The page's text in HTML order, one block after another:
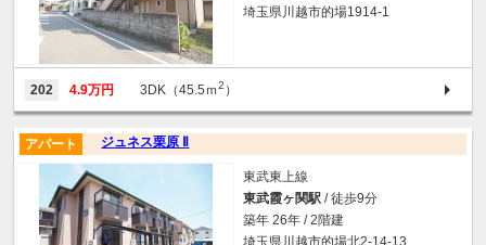
埼玉県川越市的場1914-1
202 4.9万円 3DK（45.5ｍ2 ）
ジュネス栗原 Ⅱ
アパート
東武東上線
東武霞ヶ関駅 / 徒歩9分
築年 26年 / 2階建
埼玉県川越市的場北2-14-13